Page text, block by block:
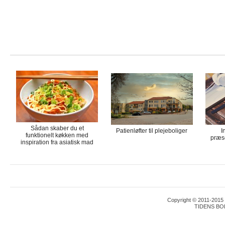
Sådan skaber du et
funktionelt køkken med
inspiration fra asiatisk mad
Patienløfter til plejeboliger
Copyright © 2011-2015
TIDENS